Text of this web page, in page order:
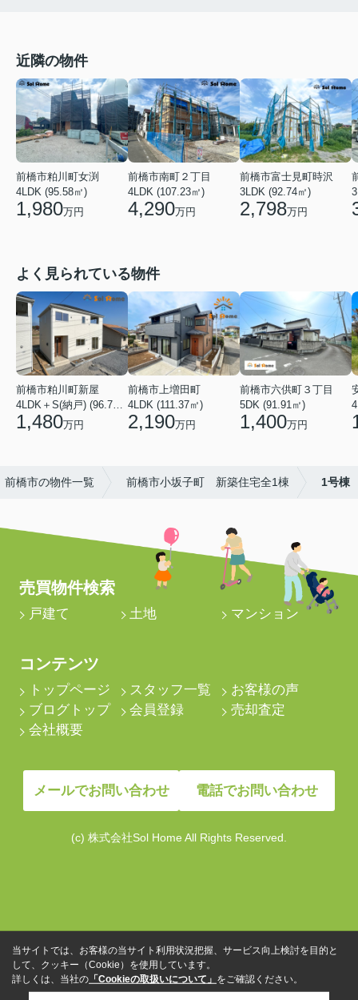
近隣の物件
前橋市粕川町女渕
4LDK (95.58㎡)
1,980万円
前橋市南町２丁目
4LDK (107.23㎡)
4,290万円
前橋市富士見町時沢
3LDK (92.74㎡)
2,798万円
よく見られている物件
前橋市粕川町新屋
4LDK＋S(納戸) (96.78㎡)
1,480万円
前橋市上増田町
4LDK (111.37㎡)
2,190万円
前橋市六供町３丁目
5DK (91.91㎡)
1,400万円
前橋市の物件一覧 前橋市小坂子町 新築住宅全1棟 1号棟
売買物件検索
戸建て 土地 マンション
コンテンツ
トップページ スタッフ一覧
お客様の声
ブログトップ
会員登録
売却査定
会社概要
メールでお問い合わせ 電話でお問い合わせ
(c) 株式会社Sol Home All Rights Reserved.
当サイトでは、お客様の当サイト利用状況把握、サービス向上検討を目的と
して、クッキー（Cookie）を使用しています。
詳しくは、当社の 「Cookieの取扱いについて」 をご確認ください。